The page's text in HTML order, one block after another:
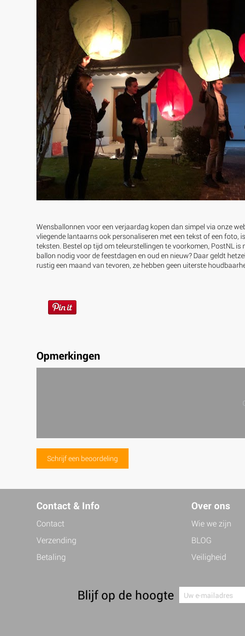
Wensballonnen voor een verjaardag kopen dan simpel via onze
vliegende lantaarns ook personaliseren met een tekst of een foto,
teksten. Bestel op tijd om teleurstellingen te voorkomen, PostNL
ballon nodig voor de feestdagen en oud en nieuw? Daar geldt
rustig een maand van tevoren, ze hebben geen uiterste
Opmerkingen
Schrijf een beoordeling
Contact & Info
Contact
Verzending
Betaling
Over ons
Wie we zijn
BLOG
Veiligheid
Blijf op de hoogte